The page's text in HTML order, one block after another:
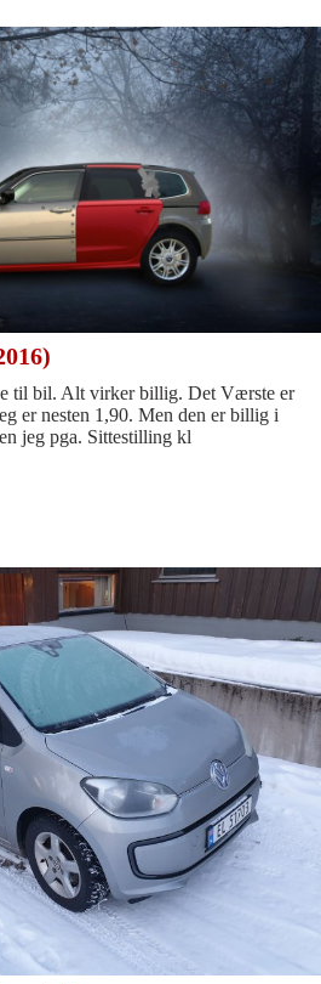
til bil. Alt virker billig. Det Værste er
er nesten 1,90. Men den er billig i
jeg pga. Sittestilling kl